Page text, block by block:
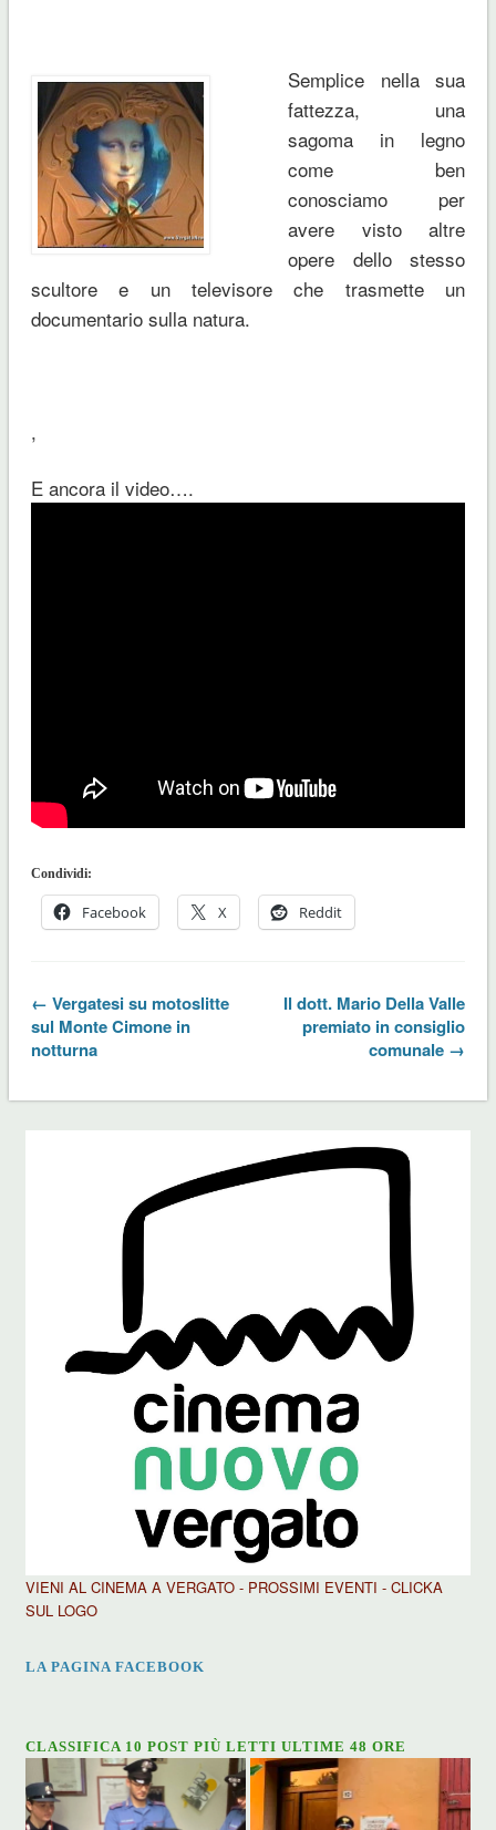
Semplice nella sua
fattezza, una
sagoma in legno
come ben
conosciamo per
avere visto altre
opere dello stesso
scultore e un televisore che trasmette un
documentario sulla natura.
,
E ancora il video….
Condividi:
Facebook X Reddit
← Vergatesi su motoslitte
sul Monte Cimone in
notturna
Il dott. Mario Della Valle
premiato in consiglio
comunale →
VIENI AL CINEMA A VERGATO - PROSSIMI EVENTI - CLICKA
SUL LOGO
LA PAGINA FACEBOOK
CLASSIFICA 10 POST PIÙ LETTI ULTIME 48 ORE